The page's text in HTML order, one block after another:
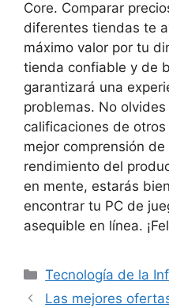
Core. Comparar
diferentes tiendas te
máximo valor por tu
tienda confiable y de
garantizará una
problemas. No
calificaciones de
mejor comprensión
rendimiento del
en mente, estarás
encontrar tu PC de
asequible en línea.
Categorías
Tecnología de la
Las mejores